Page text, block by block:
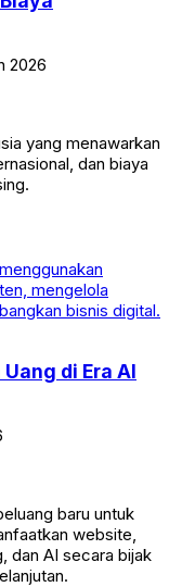
2026
yang menawarkan
dan biaya
di Era AI
baru untuk
website,
dan AI secara bijak